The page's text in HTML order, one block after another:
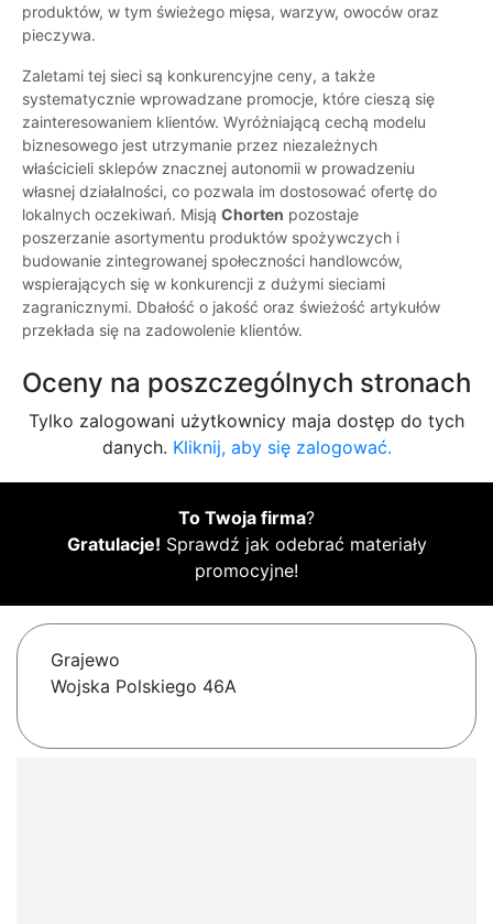
produktów, w tym świeżego mięsa, warzyw, owoców oraz
pieczywa.
Zaletami tej sieci są konkurencyjne ceny, a także
systematycznie wprowadzane promocje, które cieszą się
zainteresowaniem klientów. Wyróżniającą cechą modelu
biznesowego jest utrzymanie przez niezależnych
właścicieli sklepów znacznej autonomii w prowadzeniu
własnej działalności, co pozwala im dostosować ofertę do
lokalnych oczekiwań. Misją Chorten pozostaje
poszerzanie asortymentu produktów spożywczych i
budowanie zintegrowanej społeczności handlowców,
wspierających się w konkurencji z dużymi sieciami
zagranicznymi. Dbałość o jakość oraz świeżość artykułów
przekłada się na zadowolenie klientów.
Oceny na poszczególnych stronach
Tylko zalogowani użytkownicy maja dostęp do tych
danych. Kliknij, aby się zalogować.
To Twoja firma?
Gratulacje! Sprawdź jak odebrać materiały
promocyjne!
Grajewo
Wojska Polskiego 46A